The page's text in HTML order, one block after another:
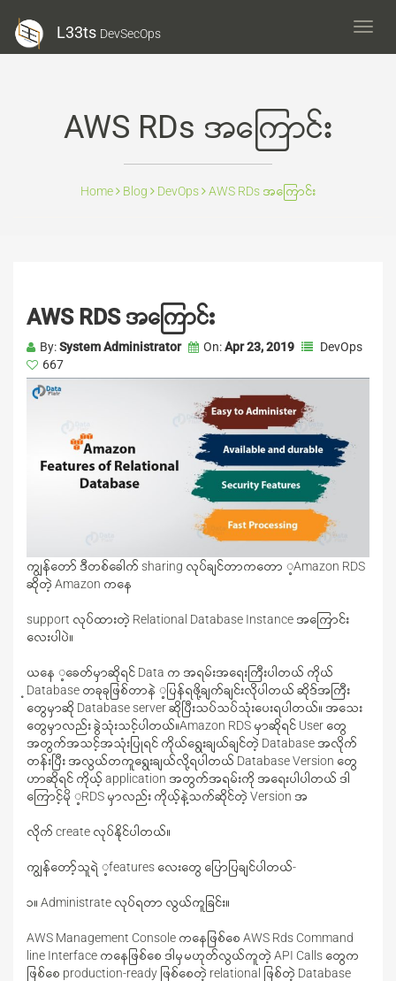
L33ts
L33ts DevSecOps
AWS RDs အကြောင်း
Home Blog DevOps AWS RDs အကြောင်း
AWS RDS အကြောင်း
By:System Administrator On:Apr 23, 2019
DevOps
667
ကျွန်တော် ဒီတစ်ခေါက် sharing လုပ်ချင်တာကတော ့Amazon RDS
ဆိုတဲ့ Amazon ကနေ
support လုပ်ထားတဲ့ Relational Database Instance အကြောင်း
လေးပါပဲ။
ယနေ ့ခေတ်မှာဆိုရင် Data က အရမ်းအရေးကြီးပါတယ် ကိုယ်
့Database တခုခုဖြစ်တာနဲ ့ပြန်ရဖို့ချက်ချင်းလိုပါတယ် ဆိုဒ်အကြီး
တွေမှာဆို Database server ဆိုပြီးသပ်သပ်သုံးပေးရပါတယ်။ အသေး
တွေမှာလည်း ခွဲသုံးသင့်ပါတယ်။Amazon RDS မှာဆိုရင် User တွေ
အတွက်အသင့်အသုံးပြုရင် ကိုယ်ရွေးချယ်ချင်တဲ့ Database အလိုက်
တန်းပြီး အလွယ်တကူရွေးချယ်လို့ရပါတယ် Database Version တွေ
ဟာဆိုရင် ကိုယ့် application အတွက်အရမ်းကို အရေးပါပါတယ် ဒါ
ကြောင့်မို ့RDS မှာလည်း ကိုယ့်နဲ့သက်ဆိုင်တဲ့ Version အ
လိုက် create လုပ်နိုင်ပါတယ်။
ကျွန်တော့်သူရဲ ့features လေးတွေ ပြောပြချင်ပါတယ်-
၁။ Administrate လုပ်ရတာ လွယ်ကူခြင်း။
AWS Management Console ကနေဖြစ်စေ AWS Rds Command
line Interface ကနေဖြစ်စေ ဒါမှမဟုတ်လွယ်ကူတဲ့ API Calls တွေက
ဖြစ်စေ production-ready ဖြစ်စေတဲ့ relational ဖြစ်တဲ့ Database